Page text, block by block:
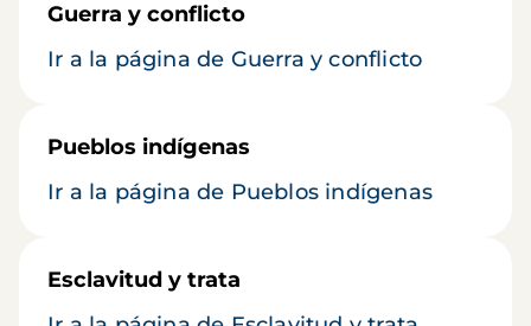
Guerra y conflicto
Ir a la página de Guerra y conflicto
Pueblos indígenas
Ir a la página de Pueblos indígenas
Esclavitud y trata